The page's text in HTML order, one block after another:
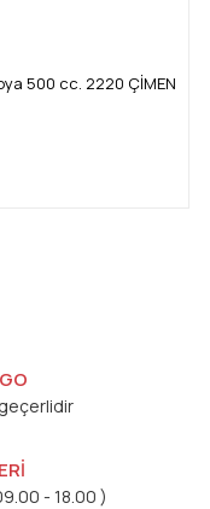
500 cc. 2220 ÇİMEN
- 18.00 )